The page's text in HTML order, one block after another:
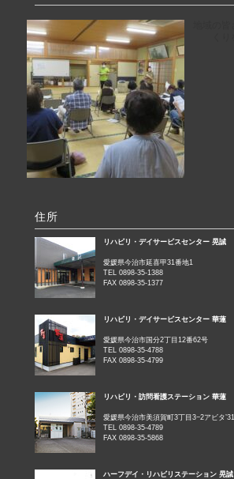
住所
リハビリ・デイサービスセンター 晃誠
愛媛県今治市延喜甲31番地1
TEL 0898-35-1388
FAX 0898-35-1377
リハビリ・デイサービスセンター 華蓮
愛媛県今治市国分2丁目12番62号
TEL 0898-35-4788
FAX 0898-35-4799
リハビリ・訪問看護ステーション 華蓮
愛媛県今治市美須賀町3丁目3−2アビタ’31
TEL 0898-35-4789
FAX 0898-35-5868
ハーフデイ・リハビリステーション 晃誠